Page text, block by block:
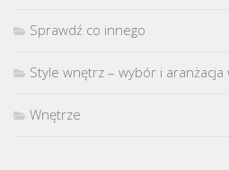
Sprawdź co innego
Style wnętrz – wybór i aranżacja
Wnętrze